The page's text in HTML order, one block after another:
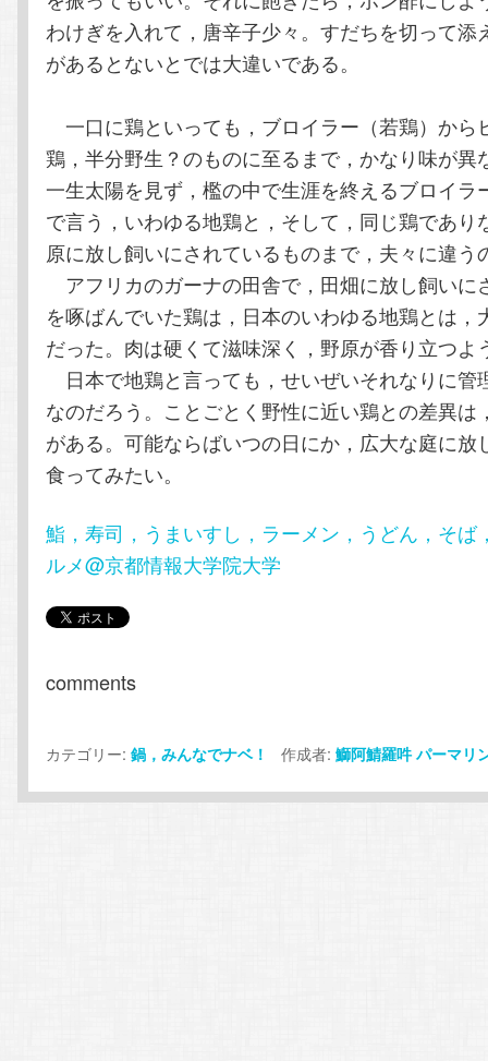
わけぎを入れて，唐辛子少々。すだちを切って添
があるとないとでは大違いである。
一口に鶏といっても，ブロイラー（若鶏）から
鶏，半分野生？のものに至るまで，かなり味が異
一生太陽を見ず，檻の中で生涯を終えるブロイラ
で言う，いわゆる地鶏と，そして，同じ鶏であり
原に放し飼いにされているものまで，夫々に違う
アフリカのガーナの田舎で，田畑に放し飼いに
を啄ばんでいた鶏は，日本のいわゆる地鶏とは，
だった。肉は硬くて滋味深く，野原が香り立つよ
日本で地鶏と言っても，せいぜいそれなりに管
なのだろう。ことごとく野性に近い鶏との差異は
がある。可能ならばいつの日にか，広大な庭に放
食ってみたい。
鮨，寿司，うまいすし，ラーメン，うどん，そば
ルメ@京都情報大学院大学
comments
カテゴリー:鍋，みんなでナベ！ 作成者:鰤阿鯖羅吽 パーマリ